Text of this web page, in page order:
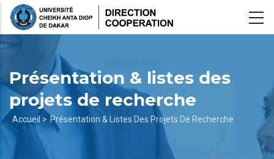
Aller
Présentation & listes des
projets de recherche
Fil
d'Ariane
Accueil > Présentation & Listes Des Projets De Recherche